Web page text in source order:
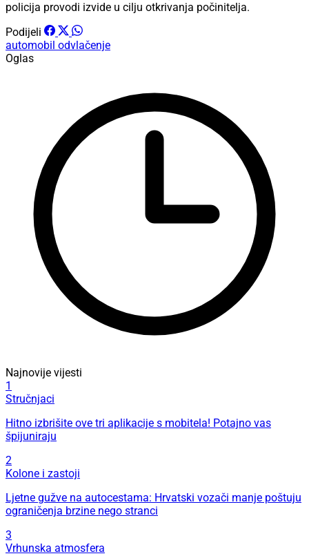
policija provodi izvide u cilju otkrivanja počinitelja.
Podijeli
automobil odvlačenje
Oglas
Najnovije vijesti
1
Stručnjaci
Hitno izbrišite ove tri aplikacije s mobitela! Potajno vas
špijuniraju
2
Kolone i zastoji
Ljetne gužve na autocestama: Hrvatski vozači manje poštuju
ograničenja brzine nego stranci
3
Vrhunska atmosfera